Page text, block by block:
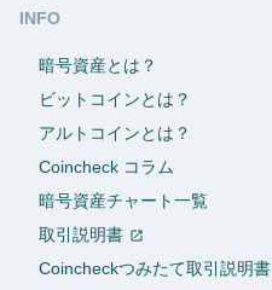
INFO
暗号資産とは？
ビットコインとは？
アルトコインとは？
Coincheck コラム
暗号資産チャート一覧
取引説明書
Coincheckつみたて取引説明書